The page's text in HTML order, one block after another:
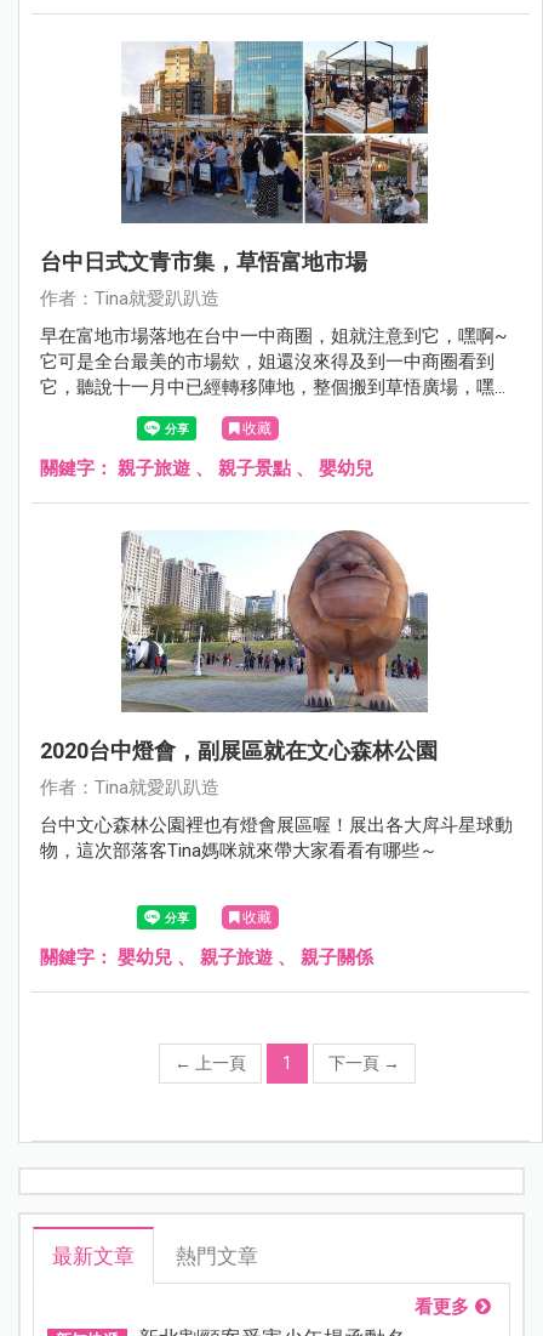
台中日式文青市集，草悟富地市場
作者：Tina就愛趴趴造
早在富地市場落地在台中一中商圈，姐就注意到它，嘿啊~
它可是全台最美的市場欸，姐還沒來得及到一中商圈看到
它，聽說十一月中已經轉移陣地，整個搬到草悟廣場，嘿嘿
嘿....利用來台中走跳的機會，姐也來報到惹。
收藏
關鍵字： 親子旅遊 、 親子景點 、 嬰幼兒
2020台中燈會，副展區就在文心森林公園
作者：Tina就愛趴趴造
台中文心森林公園裡也有燈會展區喔！展出各大戽斗星球動
物，這次部落客Tina媽咪就來帶大家看看有哪些～
收藏
關鍵字： 嬰幼兒 、 親子旅遊 、 親子關係
← 上一頁 1 下一頁 →
最新文章 熱門文章
看更多